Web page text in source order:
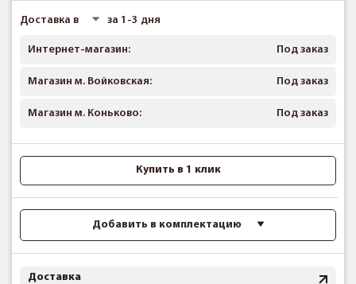
Доставка в за 1-3 дня
Интернет-магазин: Под заказ
Магазин м. Войковская: Под заказ
Магазин м. Коньково: Под заказ
Купить в 1 клик
Добавить в комплектацию
Доставка